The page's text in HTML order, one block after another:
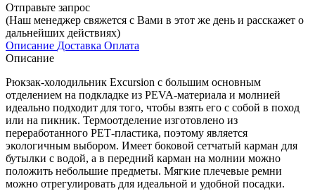
Отправьте запрос
(Наш менеджер свяжется с Вами в этот же день и расскажет о
дальнейших действиях)
Описание Доставка Оплата
Описание
Рюкзак-холодильник Excursion с большим основным
отделением на подкладке из PEVA-материала и молнией
идеально подходит для того, чтобы взять его с собой в поход
или на пикник. Термоотделение изготовлено из
переработанного РЕТ-пластика, поэтому является
экологичным выбором. Имеет боковой сетчатый карман для
бутылки с водой, а в передний карман на молнии можно
положить небольшие предметы. Мягкие плечевые ремни
можно отрегулировать для идеальной и удобной посадки.